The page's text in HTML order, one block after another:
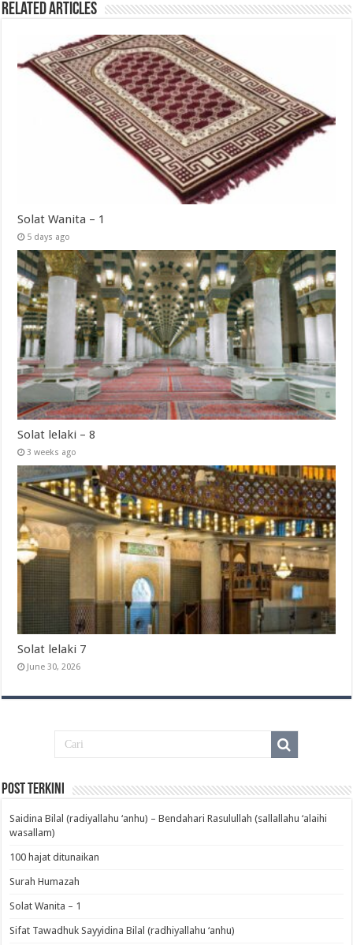
Related Articles
Solat Wanita – 1
5 days ago
Solat lelaki – 8
3 weeks ago
Solat lelaki 7
June 30, 2026
Post Terkini
Saidina Bilal (radiyallahu ‘anhu) – Bendahari Rasulullah (sallallahu ‘alaihi
wasallam)‎
100 hajat ditunaikan
Surah Humazah
Solat Wanita – 1
Sifat Tawadhuk Sayyidina Bilal (radhiyallahu ‘anhu)‎